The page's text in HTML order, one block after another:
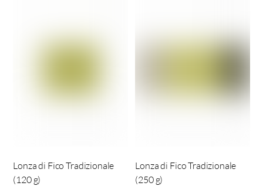
Lonza di Fico Tradizionale
(120 g)
Lonza di Fico Tradizionale
(250 g)